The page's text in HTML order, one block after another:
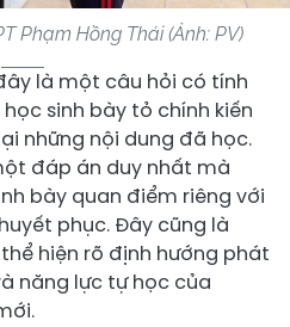
Phạm Hồng Thái (Ảnh: PV)
là một câu hỏi có tính
sinh bày tỏ chính kiến
những nội dung đã học.
đáp án duy nhất mà
bày quan điểm riêng với
phục. Đây cũng là
hiện rõ định hướng phát
năng lực tự học của